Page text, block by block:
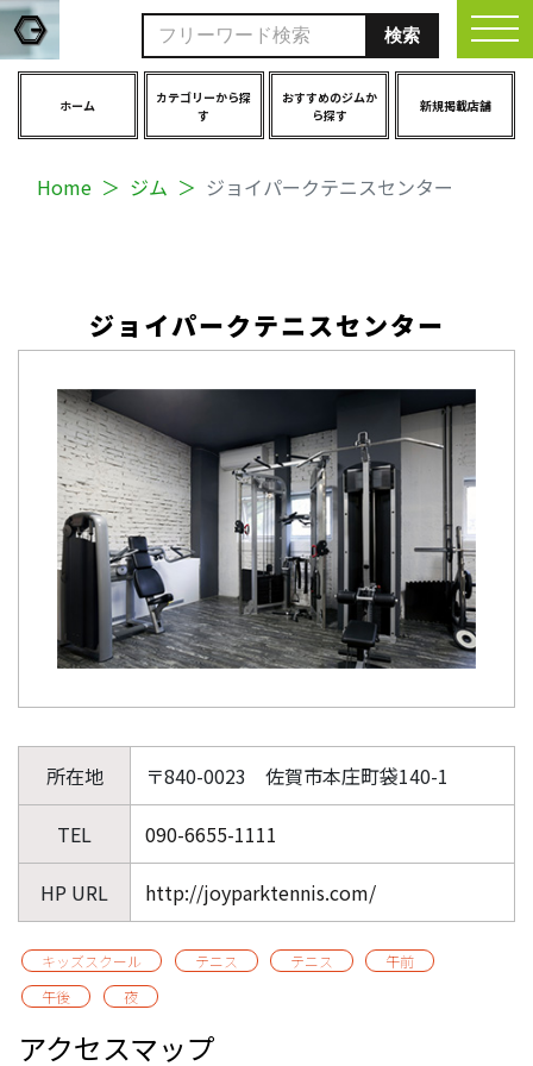
ホーム
カテゴリーから探
す
おすすめのジムか
ら探す
新規掲載店舗
Home ジム ジョイパークテニスセンター
ジョイパークテニスセンター
所在地 〒840-0023 佐賀市本庄町袋140-1
TEL 090-6655-1111
HP URL http://joyparktennis.com/
キッズスクール テニス テニス
午前
午後
夜
アクセスマップ